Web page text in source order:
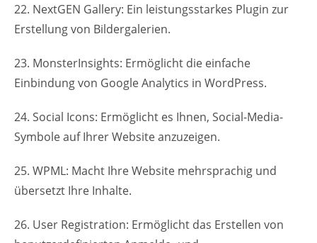
22. NextGEN Gallery: Ein leistungsstarkes Plugin zur
Erstellung von Bildergalerien.
23. MonsterInsights: Ermöglicht die einfache
Einbindung von Google Analytics in WordPress.
24. Social Icons: Ermöglicht es Ihnen, Social-Media-
Symbole auf Ihrer Website anzuzeigen.
25. WPML: Macht Ihre Website mehrsprachig und
übersetzt Ihre Inhalte.
26. User Registration: Ermöglicht das Erstellen von